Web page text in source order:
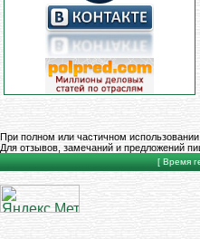
При полном или частичном
Для отзывов, замечаний и предложений
[ Время